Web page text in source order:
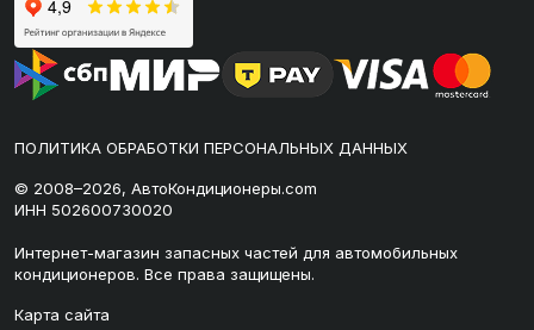
ПОЛИТИКА ОБРАБОТКИ ПЕРСОНАЛЬНЫХ ДАННЫХ
© 2008–2026, АвтоКондиционеры.com
ИНН 502600730020
Интернет-магазин запасных частей для автомобильных
кондиционеров. Все права защищены.
Карта сайта